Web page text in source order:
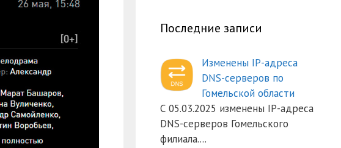
Последние записи
Изменены IP-адреса
DNS-серверов по
Гомельской области
С 05.03.2025 изменены IP-адреса
DNS-серверов Гомельского
филиала....